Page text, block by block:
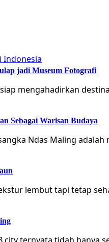
jadi Museum Fotografi
mengahadirkan
Sebagai Warisan Budaya
Ndas Maling
lembut tapi tetap